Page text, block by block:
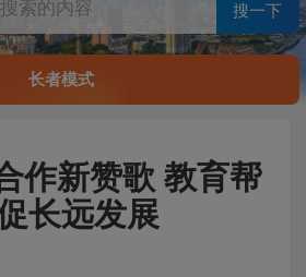
搜一下
长者模式
作新赞歌 教育帮
长远发展